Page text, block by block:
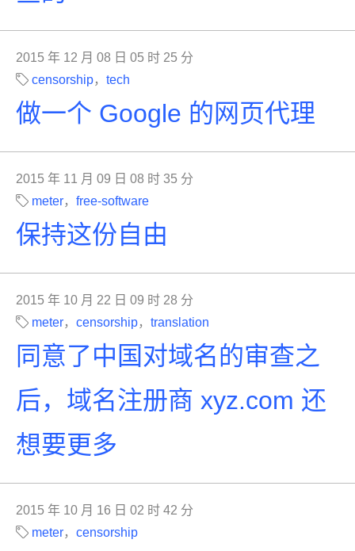
2015 年 12 月 08 日 05 时 25 分
censorship， tech
做一个 Google 的网页代理
2015 年 11 月 09 日 08 时 35 分
meter， free-software
保持这份自由
2015 年 10 月 22 日 09 时 28 分
meter， censorship， translation
同意了中国对域名的审查之
后，域名注册商 xyz.com 还
想要更多
2015 年 10 月 16 日 02 时 42 分
meter， censorship